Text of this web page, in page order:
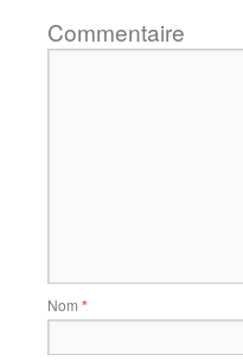
Commentaire
Nom *